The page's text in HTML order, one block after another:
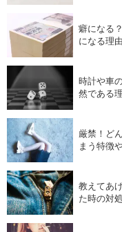
癖になる
になる理
時計や車
然である
厳禁！ど
まう特徴
教えてあ
た時の対